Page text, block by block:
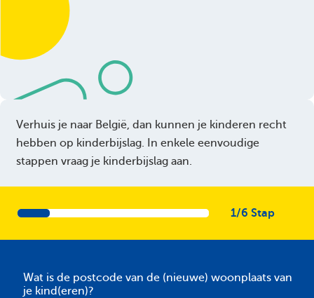
Verhuis je naar België, dan kunnen je kinderen recht
hebben op kinderbijslag. In enkele eenvoudige
stappen vraag je kinderbijslag aan.​
1/6 Stap
Wat is de postcode van de (nieuwe) woonplaats van
je kind(eren)?​